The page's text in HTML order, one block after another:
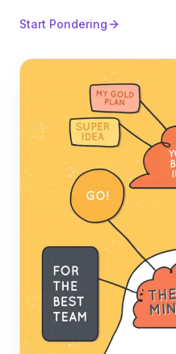
Start Pondering